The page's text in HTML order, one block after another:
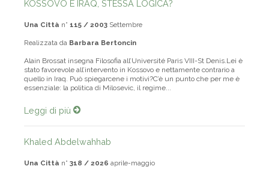
KOSSOVO E IRAQ, STESSA LOGICA?
Una Città n° 115 / 2003 Settembre
Realizzata da Barbara Bertoncin
Alain Brossat insegna Filosofia all’Université Paris VIII-St Denis.Lei è
stato favorevole all’intervento in Kossovo e nettamente contrario a
quello in Iraq. Può spiegarcene i motivi?C’è un punto che per me è
essenziale: la politica di Milosevic, il regime...
Leggi di più
Khaled Abdelwahhab
Una Città n° 318 / 2026 aprile-maggio